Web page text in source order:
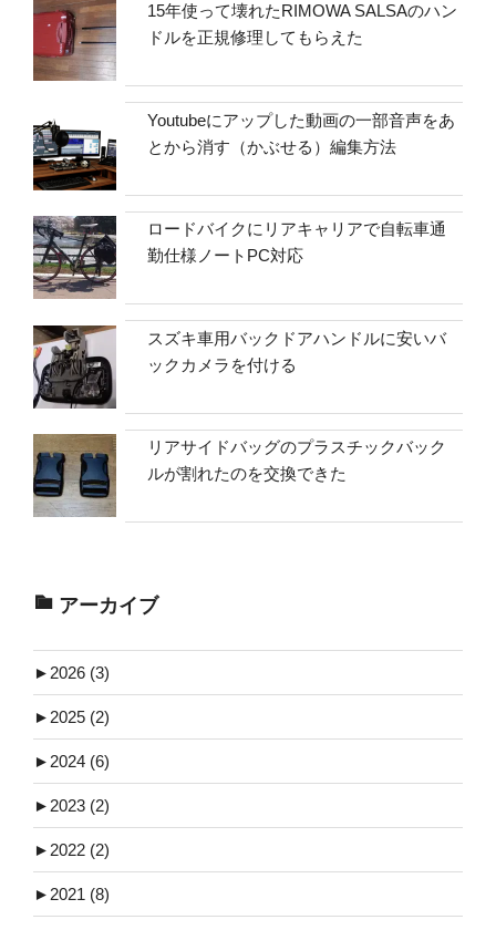
15年使って壊れたRIMOWA SALSAのハン
ドルを正規修理してもらえた
Youtubeにアップした動画の一部音声をあ
とから消す（かぶせる）編集方法
ロードバイクにリアキャリアで自転車通
勤仕様ノートPC対応
スズキ車用バックドアハンドルに安いバ
ックカメラを付ける
リアサイドバッグのプラスチックバック
ルが割れたのを交換できた
アーカイブ
► 2026 (3)
► 2025 (2)
► 2024 (6)
► 2023 (2)
► 2022 (2)
► 2021 (8)